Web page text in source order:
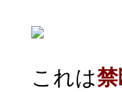
これは